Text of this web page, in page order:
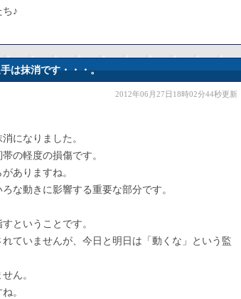
♪
は抹消です・・・。
2012年06月27日18時02分44秒更新
になりました。
の軽度の損傷です。
ありますね。
な動きに影響する重要な部分です。
ということです。
ていませんが、今日と明日は「動くな」という監
ん。
。